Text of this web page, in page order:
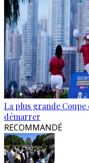
La plus grande Coupe
démarrer
RECOMMANDÉ